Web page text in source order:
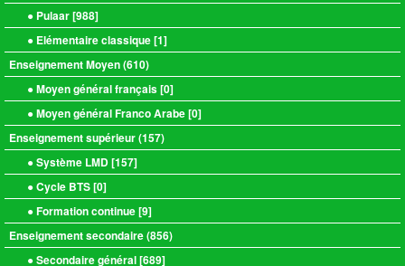
● Pulaar [988]
● Elémentaire classique [1]
Enseignement Moyen (610)
● Moyen général français [0]
● Moyen général Franco Arabe [0]
Enseignement supérieur (157)
● Système LMD [157]
● Cycle BTS [0]
● Formation continue [9]
Enseignement secondaire (856)
● Secondaire général [689]